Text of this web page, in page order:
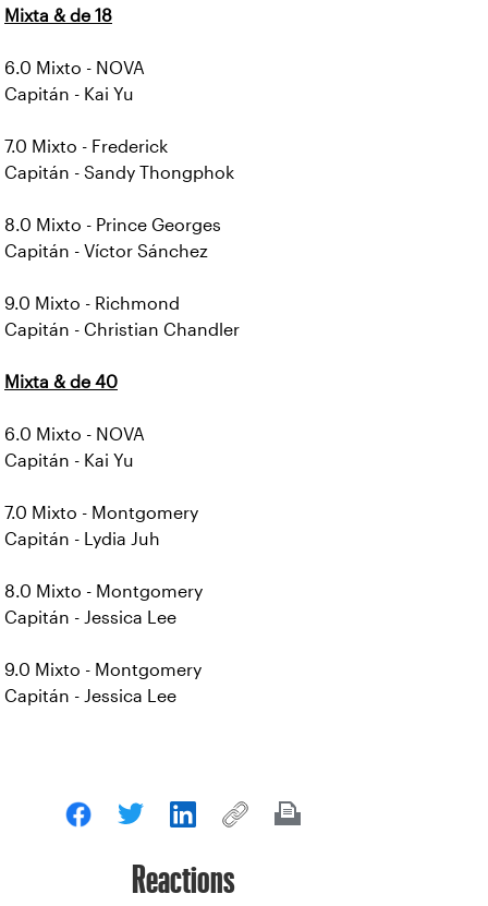
Mixta & de 18
6.0 Mixto - NOVA
Capitán - Kai Yu
7.0 Mixto - Frederick
Capitán - Sandy Thongphok
8.0 Mixto - Prince Georges
Capitán - Víctor Sánchez
9.0 Mixto - Richmond
Capitán - Christian Chandler
Mixta & de 40
6.0 Mixto - NOVA
Capitán - Kai Yu
7.0 Mixto - Montgomery
Capitán - Lydia Juh
8.0 Mixto - Montgomery
Capitán - Jessica Lee
9.0 Mixto - Montgomery
Capitán - Jessica Lee
Reactions